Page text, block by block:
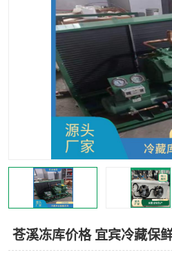
苍溪冻库价格 宜宾冷藏保
南充冻库设计,南充冻库安
资阳冻库，资阳冻库安装
乐山冻库,乐山保鲜冷库
雅安冷库,雅安冻库
烘干冷链
内江冷库，内江冻库